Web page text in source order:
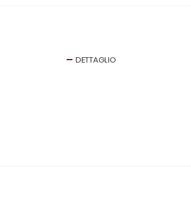
DETTAGLIO